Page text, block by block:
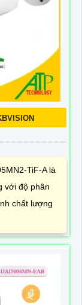
TiF-A là
với độ phân
chất lượng